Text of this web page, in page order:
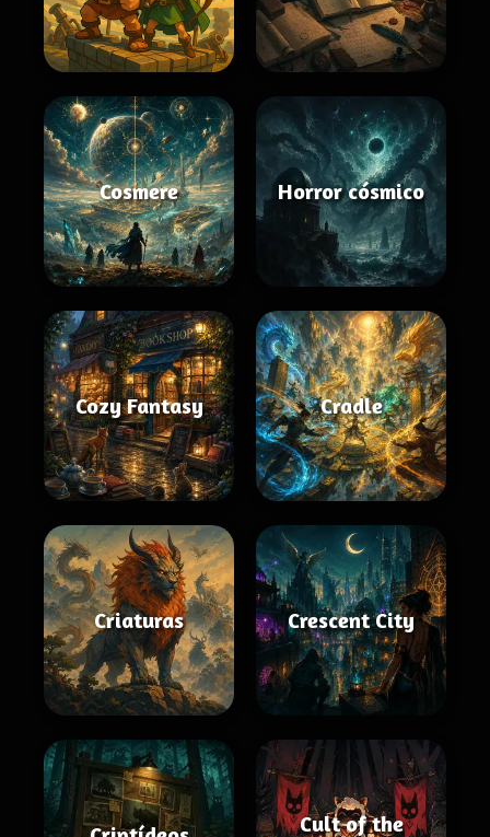
Cosmere Horror cósmico
Cozy Fantasy Cradle
Criaturas Crescent City
Cult of the